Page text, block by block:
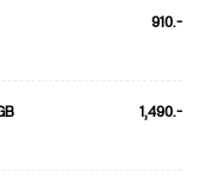
910.-
1,490.-